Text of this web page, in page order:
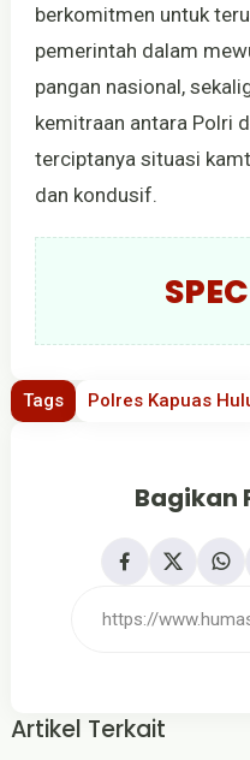
berkomitmen untuk
pemerintah dalam
pangan nasional,
kemitraan antara Polri
terciptanya situasi
dan kondusif.
Tags Polres Kapuas
Bagikan
Artikel Terkait